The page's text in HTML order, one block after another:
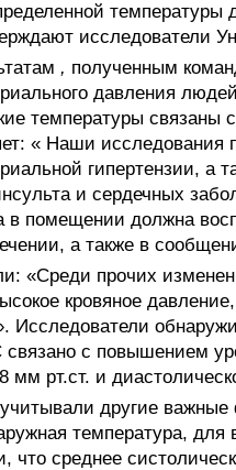
температуры
исследователи
, полученным
давления
температуры
« Наши исследования
гипертензии, а
и сердечных
в помещении должна
а также в
«Среди прочих
кровяное
Исследователи
с повышением
мм рт.ст. и
другие важные
температура,
что среднее